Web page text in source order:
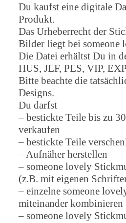
Du kaufst eine digitale
Produkt.
Das Urheberrecht der
Bilder liegt bei someone
Die Datei erhältst Du in
HUS, JEF, PES, VIP,
Bitte beachte die
Designs.
Du darfst
– bestickte Teile bis zu
verkaufen
– bestickte Teile
– Aufnäher herstellen
– someone lovely
(z.B. mit eigenen
– einzelne someone
miteinander kombinieren
– someone lovely